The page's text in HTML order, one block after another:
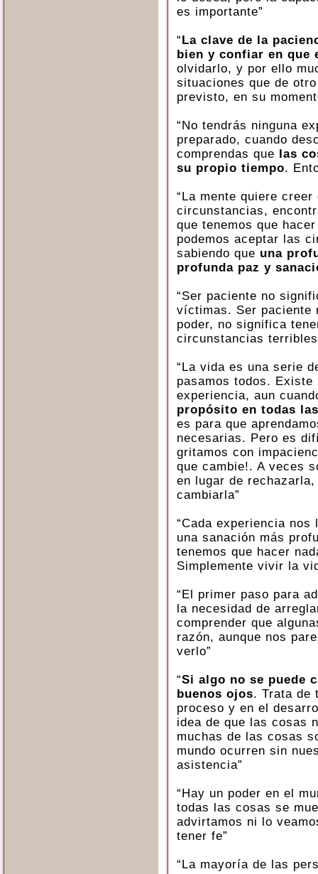
es importante”
“La clave de la
bien y confiar en que
olvidarlo, y por ello
situaciones que de
previsto, en su
“No tendrás ninguna
preparado, cuando
comprendas que las
su propio tiempo.
“La mente quiere
circunstancias,
que tenemos que
podemos aceptar las
sabiendo que una
profunda paz y
“Ser paciente no
víctimas. Ser paciente
poder, no significa
circunstancias
“La vida es una serie
pasamos todos. Existe
experiencia, aun
propósito en todas
es para que
necesarias. Pero es
gritamos con
que cambie!. A veces
en lugar de
cambiarla”
“Cada experiencia
una sanación más
tenemos que hacer
Simplemente vivir la
“El primer paso para
la necesidad de
comprender que
razón, aunque nos
verlo”
“Si algo no se puede
buenos ojos. Trata de
proceso y en el
idea de que las cosas
muchas de las cosas
mundo ocurren sin
asistencia”
“Hay un poder en el
todas las cosas se
advirtamos ni lo
tener fe”
“La mayoría de las